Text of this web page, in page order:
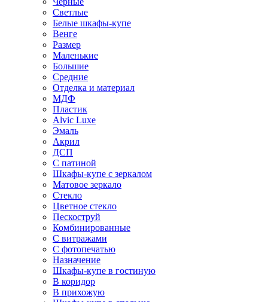
Светлые
Белые шкафы-купе
Венге
Размер
Маленькие
Большие
Средние
Отделка и материал
МДФ
Пластик
Alvic Luxe
Эмаль
Акрил
ДСП
С патиной
Шкафы-купе с зеркалом
Матовое зеркало
Стекло
Цветное стекло
Пескоструй
Комбинированные
С витражами
С фотопечатью
Назначение
Шкафы-купе в гостиную
В коридор
В прихожую